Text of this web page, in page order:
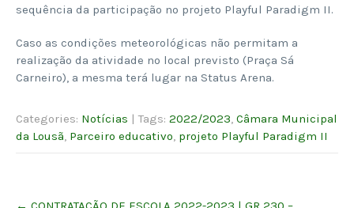
sequência da participação no projeto Playful Paradigm II.
Caso as condições meteorológicas não permitam a
realização da atividade no local previsto (Praça Sá
Carneiro), a mesma terá lugar na Status Arena.
Categories: Notícias | Tags: 2022/2023 Câmara Municipal
da Lousã Parceiro educativo projeto Playful Paradigm II